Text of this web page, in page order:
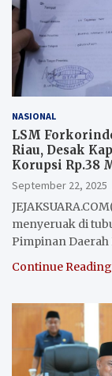
NASIONAL
LSM
Riau, Desak
Korupsi Rp.38
September 22, 2025
menyeruak di
Pimpinan
Continue Reading